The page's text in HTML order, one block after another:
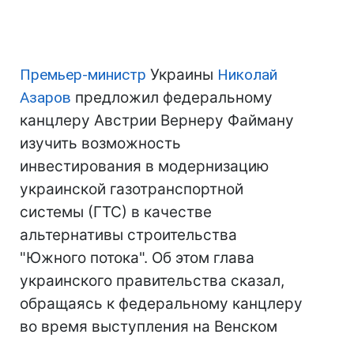
Премьер-министр Украины Николай
Азаров предложил федеральному
канцлеру Австрии Вернеру Файману
изучить возможность
инвестирования в модернизацию
украинской газотранспортной
системы (ГТС) в качестве
альтернативы строительства
"Южного потока". Об этом глава
украинского правительства сказал,
обращаясь к федеральному канцлеру
во время выступления на Венском